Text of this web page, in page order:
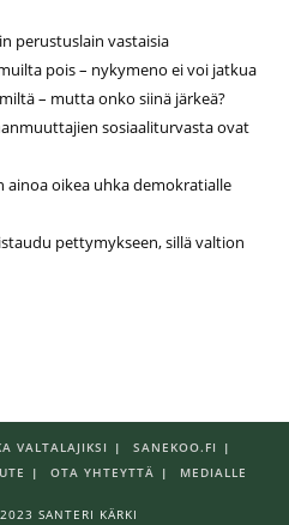
perustuslain vastaisia
pois – nykymeno ei voi jatkua
– mutta onko siinä järkeä?
sosiaaliturvasta ovat
oikea uhka demokratialle
pettymykseen, sillä valtion
VALTALAJIKSI
SANEKOO.FI
OTA YHTEYTTÄ MEDIALLE
SANTERI KÄRKI